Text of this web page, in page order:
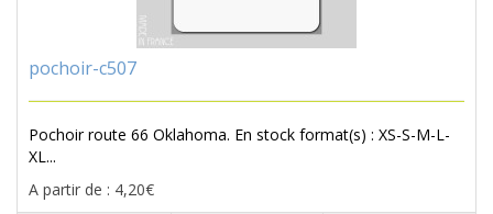
pochoir-c507
Pochoir route 66 Oklahoma. En stock format(s) : XS-S-M-L-
XL...
A partir de : 4,20€